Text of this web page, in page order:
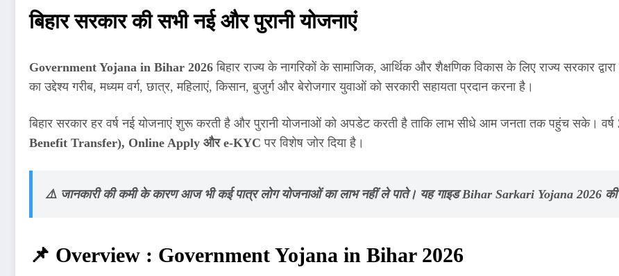
बिहार सरकार की सभी नई और पुरानी योजनाएं
Government Yojana in Bihar 2026 बिहार राज्य के नागरिकों के सामाजिक, आर्थिक और शैक्षणिक विकास के लिए राज्य सरकार
का उद्देश्य गरीब, मध्यम वर्ग, छात्र, महिलाएं, किसान, बुजुर्ग और बेरोजगार युवाओं को सरकारी सहायता प्रदान करना है।
बिहार सरकार हर वर्ष नई योजनाएं शुरू करती है और पुरानी योजनाओं को अपडेट करती है ताकि लाभ सीधे आम जनता तक पहुंच सके। वर्ष
Benefit Transfer), Online Apply और e-KYC पर विशेष जोर दिया है।
⚠️ जानकारी की कमी के कारण आज भी कई पात्र लोग योजनाओं का लाभ नहीं ले पाते। यह गाइडBihar Sarkari Yojana 2026
📌 Overview : Government Yojana in Bihar 2026